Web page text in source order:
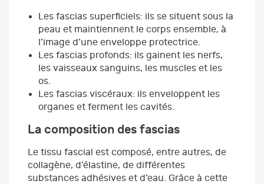
Les fascias superficiels: ils se situent sous la
peau et maintiennent le corps ensemble, à
l’image d’une enveloppe protectrice.
Les fascias profonds: ils gainent les nerfs,
les vaisseaux sanguins, les muscles et les
os.
Les fascias viscéraux: ils enveloppent les
organes et ferment les cavités.
La composition des fascias
Le tissu fascial est composé, entre autres, de
collagène, d’élastine, de différentes
substances adhésives et d’eau. Grâce à cette